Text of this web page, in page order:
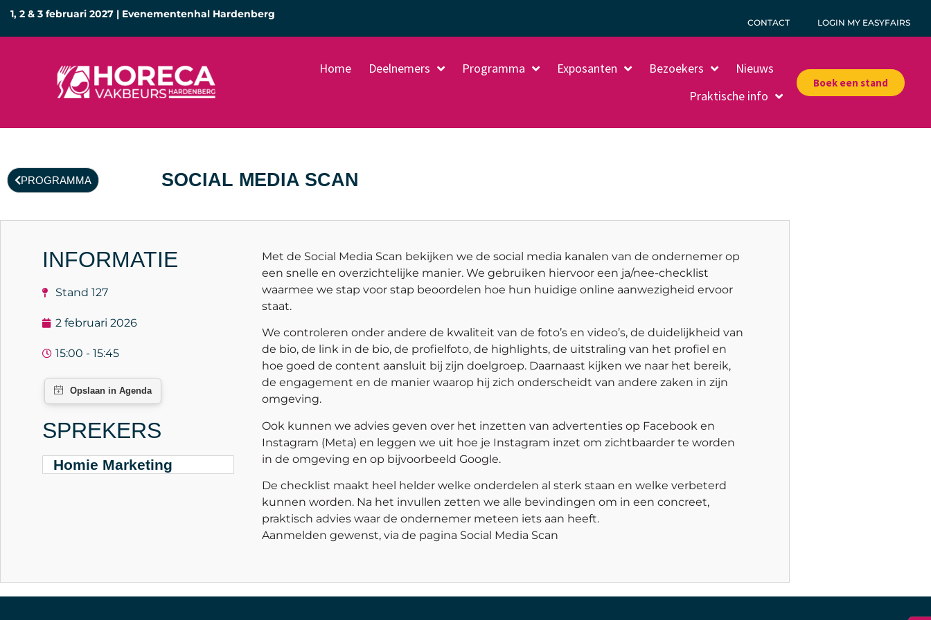
1, 2 & 3 februari 2027 | Evenementenhal Hardenberg
CONTACT LOGIN MY EASYFAIRS
Home Deelnemers Programma Exposanten Bezoekers
Nieuws
Praktische info
Boek een stand
PROGRAMMA SOCIAL MEDIA SCAN
INFORMATIE
Stand 127
2 februari 2026
15:00 - 15:45
SPREKERS
Homie Marketing
Met de Social Media Scan bekijken we de social media kanalen van de ondernemer op
een snelle en overzichtelijke manier. We gebruiken hiervoor een ja/nee-checklist
waarmee we stap voor stap beoordelen hoe hun huidige online aanwezigheid ervoor
staat.
We controleren onder andere de kwaliteit van de foto’s en video’s, de duidelijkheid van
de bio, de link in de bio, de profielfoto, de highlights, de uitstraling van het profiel en
hoe goed de content aansluit bij zijn doelgroep. Daarnaast kijken we naar het bereik,
de engagement en de manier waarop hij zich onderscheidt van andere zaken in zijn
omgeving.
Ook kunnen we advies geven over het inzetten van advertenties op Facebook en
Instagram (Meta) en leggen we uit hoe je Instagram inzet om zichtbaarder te worden
in de omgeving en op bijvoorbeeld Google.
De checklist maakt heel helder welke onderdelen al sterk staan en welke verbeterd
kunnen worden. Na het invullen zetten we alle bevindingen om in een concreet,
praktisch advies waar de ondernemer meteen iets aan heeft.
Aanmelden gewenst, via de pagina Social Media Scan